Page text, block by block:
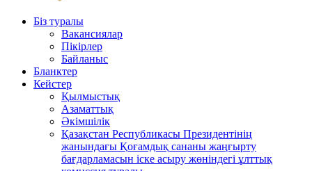
Біз туралы
Вакансиялар
Пікірлер
Байланыс
Бланктер
Кейстер
Қылмыстық
Азаматтық
Әкімшілік
Қазақстан Республикасы Президентінің
жанындағы Қоғамдық сананы жаңғырту
бағдарламасын іске асыру жөніндегі ұлттық